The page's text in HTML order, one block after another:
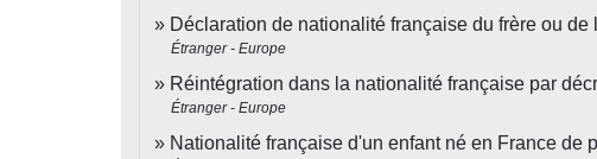
Déclaration de nationalité française du frère ou
Étranger - Europe
Réintégration dans la nationalité française par
Étranger - Europe
Nationalité française d'un enfant né en France de